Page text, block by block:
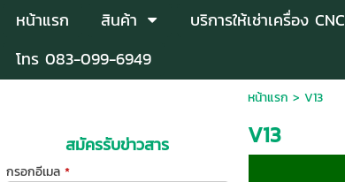
หน้าแรก สินค้า บริการให้เช่าเครื่อง CNC
โทร 083-099-6949
สมัครรับข่าวสาร
กรอกอีเมล *
หน้าแรก > V13
V13